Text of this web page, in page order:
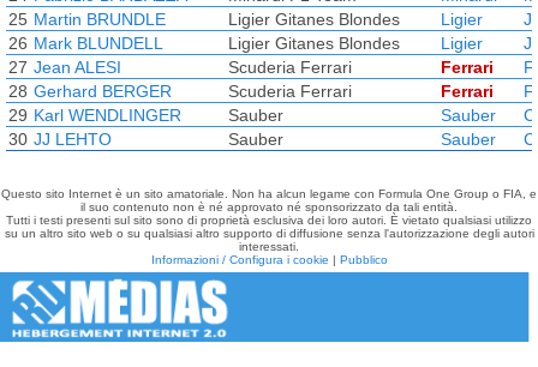
25 Martin BRUNDLE Ligier Gitanes Blondes Ligier
26 Mark BLUNDELL Ligier Gitanes Blondes Ligier
27 Jean ALESI Scuderia Ferrari Ferrari
28 Gerhard BERGER Scuderia Ferrari Ferrari
29 Karl WENDLINGER Sauber Sauber
30 JJ LEHTO Sauber Sauber
Questo sito Internet è un sito amatoriale. Non ha alcun legame con Formula One Group o FIA, e
il suo contenuto non è né approvato né sponsorizzato da tali entità.
Tutti i testi presenti sul sito sono di proprietà esclusiva dei loro autori. È vietato qualsiasi utilizzo
su un altro sito web o su qualsiasi altro supporto di diffusione senza l'autorizzazione degli autori
interessati.
Informazioni / Configura i cookie | Pubblico